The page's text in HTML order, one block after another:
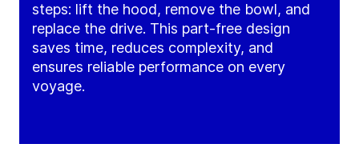
steps: lift the hood, remove the bowl, and
replace the drive. This part-free design
saves time, reduces complexity, and
ensures reliable performance on every
voyage.